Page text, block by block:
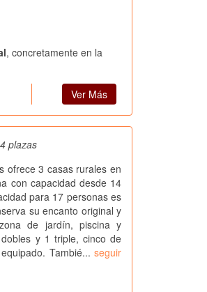
, concretamente en la
Ver Más
plazas
ofrece 3 casas rurales en
con capacidad desde 14
para 17 personas es
su encanto original y
de jardín, piscina y
y 1 triple, cinco de
Tambié... seguir